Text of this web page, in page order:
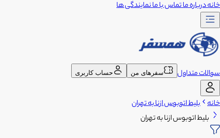
خانهدرباره ماتماس با مانمایندگی ها
سوالات متداول سفرهای من حساب کاربری
خانه بلیط اتوبوس ازنا به تهران
بلیط اتوبوس ازنا به تهران